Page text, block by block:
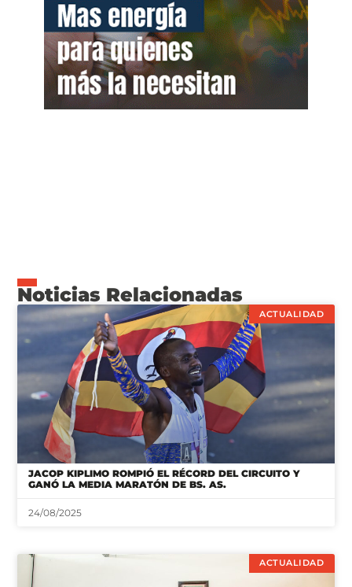
Noticias Relacionadas
ACTUALIDAD
JACOP KIPLIMO ROMPIÓ EL RÉCORD DEL CIRCUITO Y
GANÓ LA MEDIA MARATÓN DE BS. AS.
24/08/2025
ACTUALIDAD